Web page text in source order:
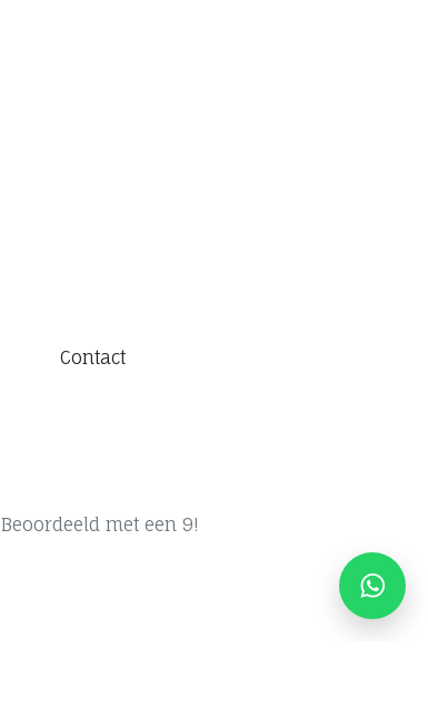
Beoordeeld met een 9!
Contact